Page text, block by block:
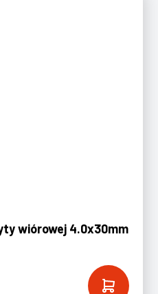
wiórowej 4.0x30mm